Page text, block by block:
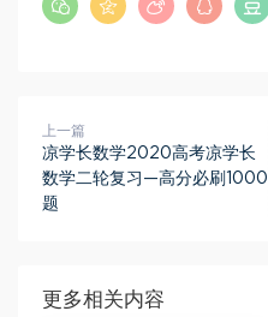
上一篇
凉学长数学2020高考凉学长
数学二轮复习—高分必刷1000
题
更多相关内容